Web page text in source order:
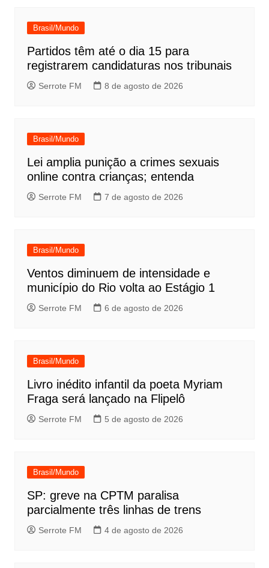
Brasil/Mundo
Partidos têm até o dia 15 para
registrarem candidaturas nos tribunais
Serrote FM 8 de agosto de 2026
Brasil/Mundo
Lei amplia punição a crimes sexuais
online contra crianças; entenda
Serrote FM 7 de agosto de 2026
Brasil/Mundo
Ventos diminuem de intensidade e
município do Rio volta ao Estágio 1
Serrote FM 6 de agosto de 2026
Brasil/Mundo
Livro inédito infantil da poeta Myriam
Fraga será lançado na Flipelô
Serrote FM 5 de agosto de 2026
Brasil/Mundo
SP: greve na CPTM paralisa
parcialmente três linhas de trens
Serrote FM 4 de agosto de 2026